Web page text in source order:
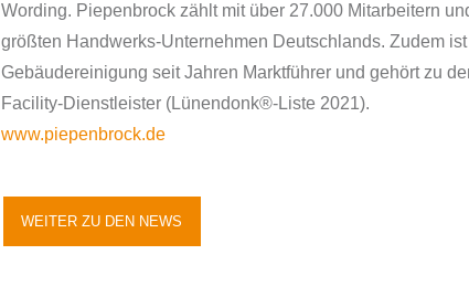
Wording. Piepenbrock zählt mit über 27.000 Mitarbeitern
größten Handwerks-Unternehmen Deutschlands. Zudem
Gebäudereinigung seit Jahren Marktführer und gehört zu
Facility-Dienstleister (Lünendonk®-Liste 2021).
www.piepenbrock.de
WEITER ZU DEN NEWS